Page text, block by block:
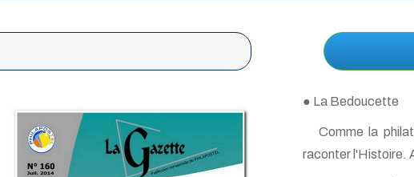
● La Bedoucette
Comme la
raconter l'Histoire.